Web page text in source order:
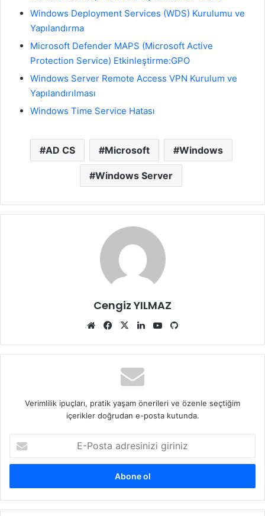
Windows Deployment Services (WDS) Kurulumu ve
Yapılandırma
Microsoft Defender MAPS (Microsoft Active
Protection Service) Etkinleştirme:GPO
Windows Server Remote Access VPN Kurulum ve
Yapılandırılması
Windows Time Service Hatası
AD CS Microsoft Windows
Windows Server
Cengiz YILMAZ
Web
Facebook
X LinkedInYouTube
Verimlilik ipuçları, pratik yaşam önerileri ve özenle seçtiğim
içerikler doğrudan e-posta kutunda.
Posta
adresinizi